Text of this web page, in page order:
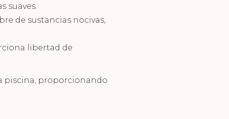
suaves.
de sustancias nocivas,
libertad de
piscina, proporcionando